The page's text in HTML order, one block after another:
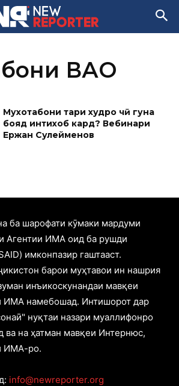
ВАО
Мухотабони тарҳи худро чӣ гуна
бояд интихоб кард? Вебинари
Ержан Сулейменов
ба шарофати кӯмаки мардуми
Агентии ИМА оид ба рушди
имконпазир гаштааст.
барои муҳтавои ин нашрия
инъикоскунандаи мавқеи
ИМА намебошад. Интишорот дар
нуқтаи назари муаллифонро
ва на ҳатман мавқеи Интернюс,
ИМА-ро.
info@newreporter.org